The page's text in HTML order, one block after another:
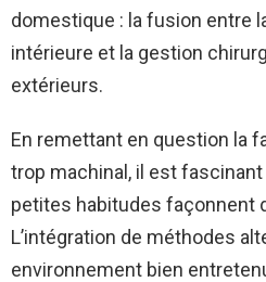
domestique : la fusion entre
intérieure et la gestion
extérieurs.
En remettant en question la
trop machinal, il est
petites habitudes façonnent
L’intégration de méthodes
environnement bien